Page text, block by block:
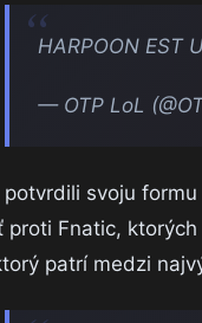
HARPOON EST
— OTP LoL
svoju
Fnatic,
patrí medzi